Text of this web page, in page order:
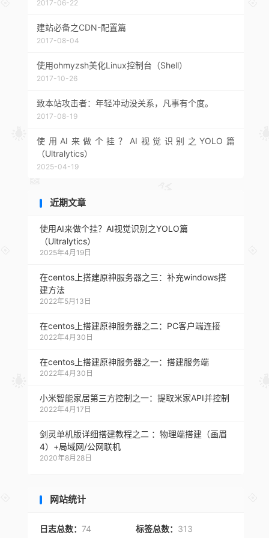
2017-06-22
建站必备之CDN-配置篇
2017-08-04
使用ohmyzsh美化Linux控制台（Shell）
2017-10-26
致本站攻击者：年轻冲动没关系，凡事有个度。
2017-08-19
使用AI来做个挂？AI视觉识别之YOLO篇
（Ultralytics）
2025-04-19
近期文章
使用AI来做个挂？AI视觉识别之YOLO篇
（Ultralytics）
2025年4月19日
在centos上搭建原神服务器之三：补充windows搭
建方法
2022年5月13日
在centos上搭建原神服务器之二：PC客户端连接
2022年4月30日
在centos上搭建原神服务器之一：搭建服务端
2022年4月30日
小米智能家居第三方控制之一：提取米家API并控制
2022年4月17日
剑灵单机版详细搭建教程之二 ：物理端搭建（画眉
4）+局域网/公网联机
2020年8月28日
网站统计
日志总数： 74 标签总数： 313